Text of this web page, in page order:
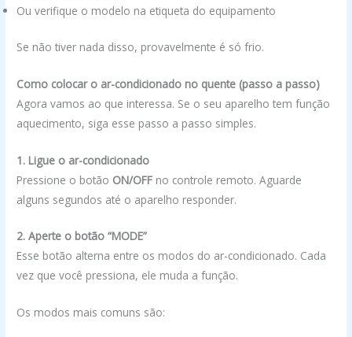
Ou verifique o modelo na etiqueta do equipamento
Se não tiver nada disso, provavelmente é só frio.
Como colocar o ar-condicionado no quente (passo a passo)
Agora vamos ao que interessa. Se o seu aparelho tem função
aquecimento, siga esse passo a passo simples.
1. Ligue o ar-condicionado
Pressione o botão ON/OFF no controle remoto. Aguarde
alguns segundos até o aparelho responder.
2. Aperte o botão “MODE”
Esse botão alterna entre os modos do ar-condicionado. Cada
vez que você pressiona, ele muda a função.
Os modos mais comuns são: